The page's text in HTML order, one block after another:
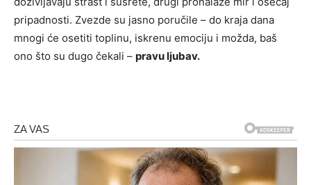
pripadnosti. Zvezde su jasno poručile – do kraja dana
mnogi će osetiti toplinu, iskrenu emociju i možda, baš
ono što su dugo čekali – pravu ljubav.